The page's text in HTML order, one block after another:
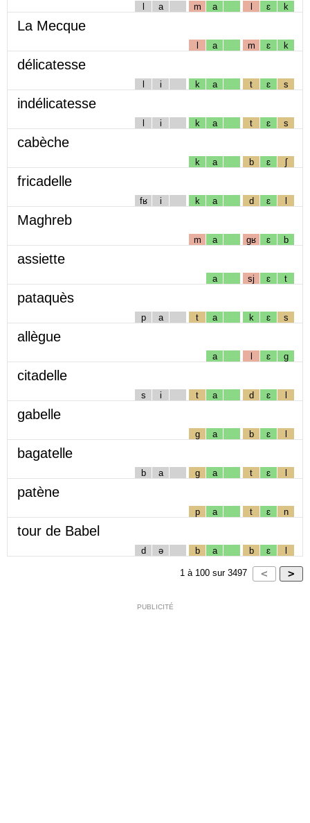
l a m a l ɛ k
La Mecque
l a m ɛ k
délicatesse
l i k a t ɛ s
indélicatesse
l i k a t ɛ s
cabèche
k a b ɛ ʃ
fricadelle
fʁ i k a d ɛ l
Maghreb
m a gʁ ɛ b
assiette
a sj ɛ t
pataquès
p a t a k ɛ s
allègue
a l ɛ g
citadelle
s i t a d ɛ l
gabelle
g a b ɛ l
bagatelle
b a g a t ɛ l
patène
p a t ɛ n
tour de Babel
d ə b a b ɛ l
1 à 100 sur 3497
PUBLICITÉ